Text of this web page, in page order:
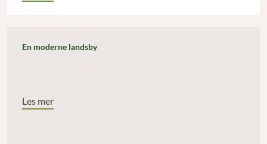
En moderne landsby
Les mer